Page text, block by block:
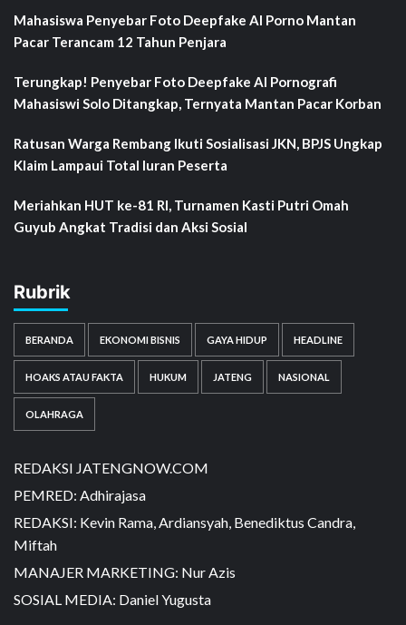
Mahasiswa Penyebar Foto Deepfake AI Porno Mantan
Pacar Terancam 12 Tahun Penjara
Terungkap! Penyebar Foto Deepfake AI Pornografi
Mahasiswi Solo Ditangkap, Ternyata Mantan Pacar Korban
Ratusan Warga Rembang Ikuti Sosialisasi JKN, BPJS Ungkap
Klaim Lampaui Total Iuran Peserta
Meriahkan HUT ke-81 RI, Turnamen Kasti Putri Omah
Guyub Angkat Tradisi dan Aksi Sosial
Rubrik
BERANDA EKONOMI BISNIS GAYA HIDUP HEADLINE
HOAKS ATAU FAKTA HUKUM JATENG NASIONAL
OLAHRAGA
REDAKSI JATENGNOW.COM
PEMRED: Adhirajasa
REDAKSI: Kevin Rama, Ardiansyah, Benediktus Candra,
Miftah
MANAJER MARKETING: Nur Azis
SOSIAL MEDIA: Daniel Yugusta